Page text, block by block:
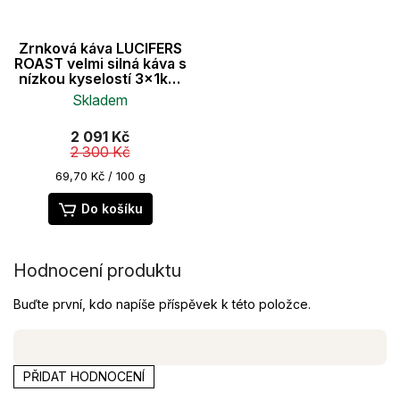
Zrnková káva LUCIFERS
ROAST velmi silná káva s
nízkou kyselostí 3x1kg,
100% Robusta
hodnocení
produktu
je
5,0
z
5
Skladem
2 091 Kč
2 300 Kč
Měrná
cena:
69,70 Kč / 100 g
Do košíku
Hodnocení produktu
Buďte první, kdo napíše příspěvek k této položce.
PŘIDAT HODNOCENÍ